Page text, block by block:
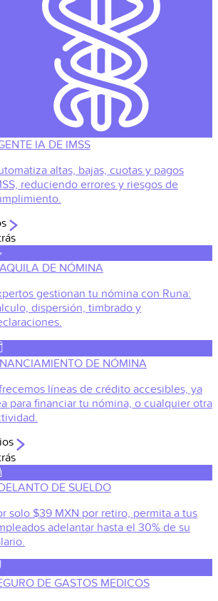
IA DE IMSS
altas, bajas, cuotas y pagos
reduciendo errores y riesgos de
DE NÓMINA
gestionan tu nómina con Runa:
dispersión, timbrado y
DE NÓMINA
líneas de crédito accesibles, ya
para financiar tu nómina, o cualquier otra
DE SUELDO
solo $39 MXN por retiro, permita a tus
adelantar hasta el 30% de su
DE GASTOS MEDICOS